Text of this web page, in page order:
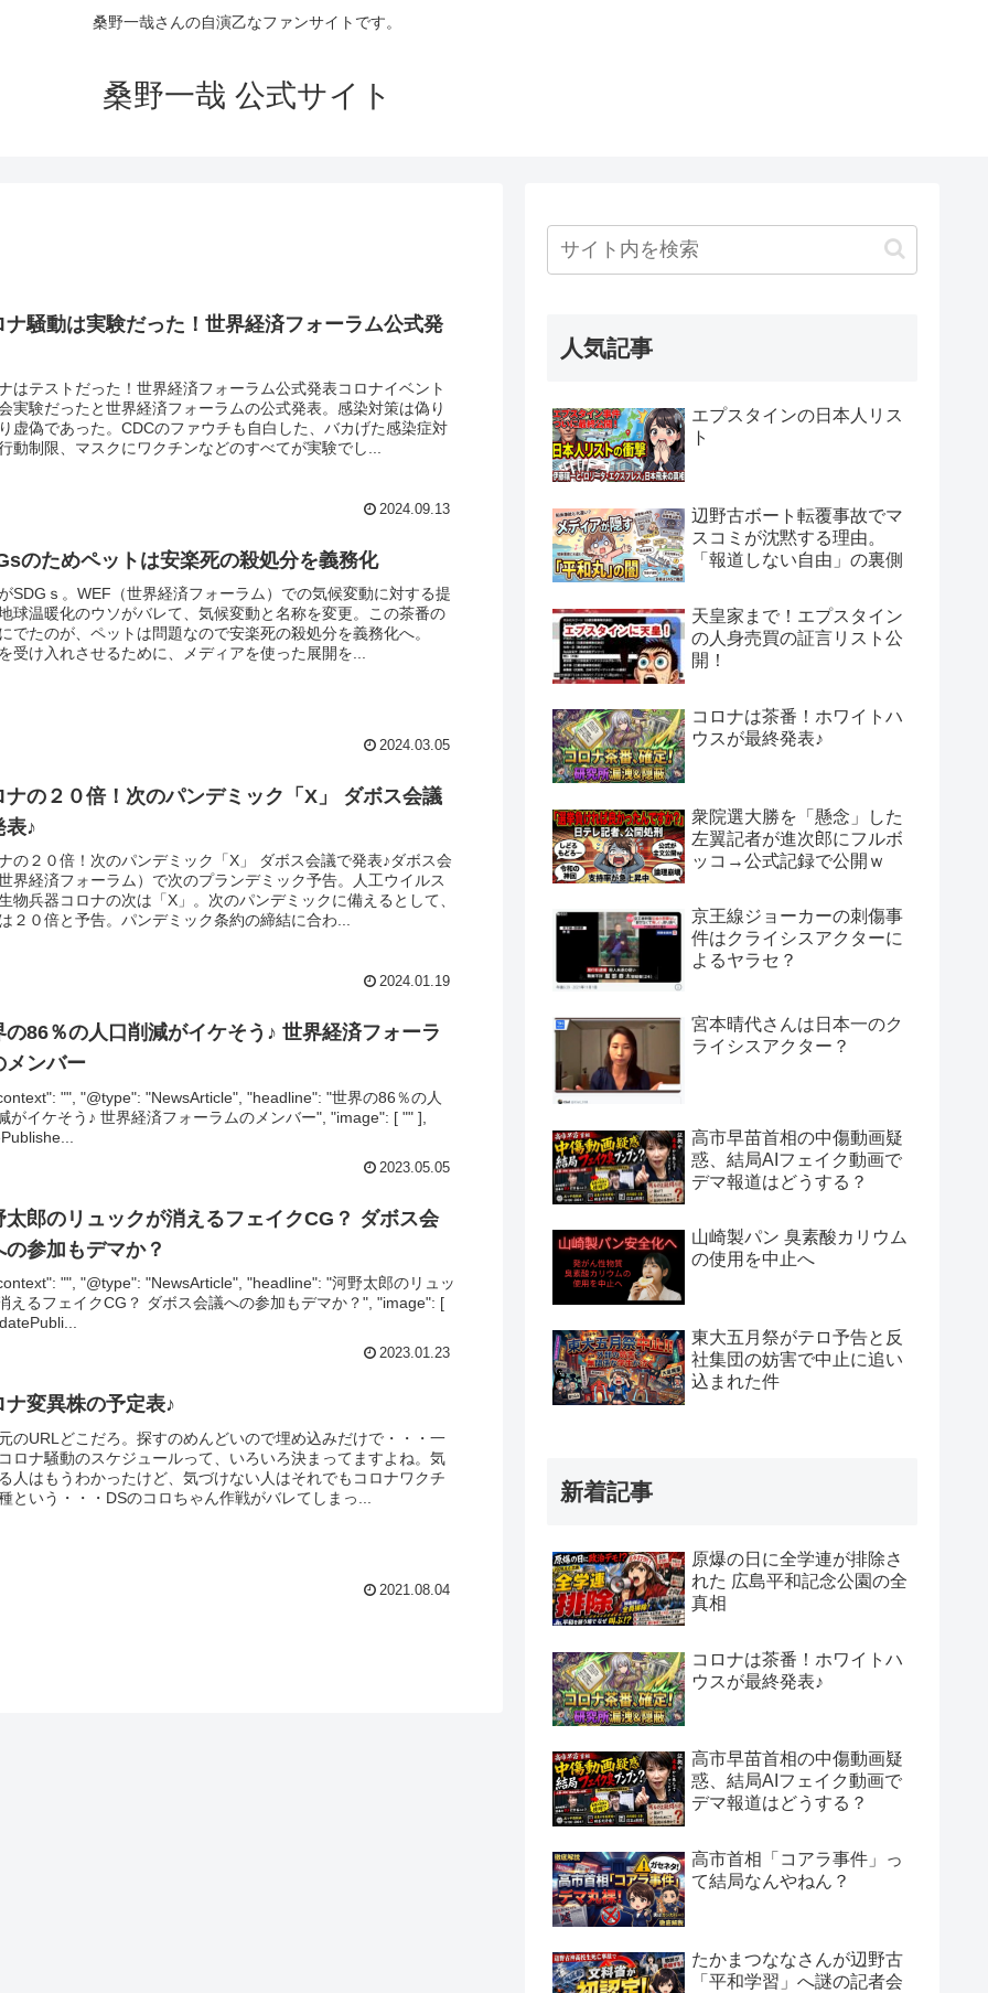
桑野一哉さんの自演乙なファンサイトです。
桑野一哉 公式サイト
ナ騒動は実験だった！世界経済フォーラム公式発
はテストだった！世界経済フォーラム公式発表コロナイベント
実験だったと世界経済フォーラムの公式発表。感染対策は偽り
虚偽であった。CDCのファウチも自白した、バカげた感染症対
動制限、マスクにワクチンなどのすべてが実験でし...
2024.09.13
のためペットは安楽死の殺処分を義務化
SDGｓ。WEF（世界経済フォーラム）での気候変動に対する提
球温暖化のウソがバレて、気候変動と名称を変更。この茶番の
でたのが、ペットは問題なので安楽死の殺処分を義務化へ。
受け入れさせるために、メディアを使った展開を...
2024.03.05
ナの２０倍！次のパンデミック「X」 ダボス会議
表♪
の２０倍！次のパンデミック「X」 ダボス会議で発表♪ダボス会
界経済フォーラム）で次のプランデミック予告。人工ウイルス
物兵器コロナの次は「X」。次のパンデミックに備えるとして、
２０倍と予告。パンデミック条約の締結に合わ...
2024.01.19
の86％の人口削減がイケそう♪ 世界経済フォーラ
メンバー
"", "@type": "NewsArticle", "headline": "世界の86％の人
がイケそう♪ 世界経済フォーラムのメンバー", "image": [ "" ],
2023.05.05
太郎のリュックが消えるフェイクCG？ ダボス会
の参加もデマか？
"", "@type": "NewsArticle", "headline": "河野太郎のリュッ
えるフェイクCG？ ダボス会議への参加もデマか？", "image": [
2023.01.23
ナ変異株の予定表♪
のURLどこだろ。探すのめんどいので埋め込みだけで・・・一
ロナ騒動のスケジュールって、いろいろ決まってますよね。気
人はもうわかったけど、気づけない人はそれでもコロナワクチ
という・・・DSのコロちゃん作戦がバレてしまっ...
2021.08.04
人気記事
エプスタインの日本人リス
ト
辺野古ボート転覆事故でマ
スコミが沈黙する理由。
「報道しない自由」の裏側
天皇家まで！エプスタイン
の人身売買の証言リスト公
開！
コロナは茶番！ホワイトハ
ウスが最終発表♪
衆院選大勝を「懸念」した
左翼記者が進次郎にフルボ
ッコ→公式記録で公開ｗ
京王線ジョーカーの刺傷事
件はクライシスアクターに
よるヤラセ？
宮本晴代さんは日本一のク
ライシスアクター？
高市早苗首相の中傷動画疑
惑、結局AIフェイク動画で
デマ報道はどうする？
山崎製パン 臭素酸カリウム
の使用を中止へ
東大五月祭がテロ予告と反
社集団の妨害で中止に追い
込まれた件
新着記事
原爆の日に全学連が排除さ
れた 広島平和記念公園の全
真相
コロナは茶番！ホワイトハ
ウスが最終発表♪
高市早苗首相の中傷動画疑
惑、結局AIフェイク動画で
デマ報道はどうする？
高市首相「コアラ事件」っ
て結局なんやねん？
たかまつななさんが辺野古
「平和学習」へ謎の記者会